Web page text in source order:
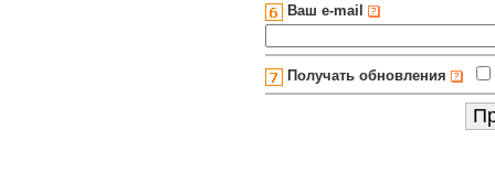
Ваш e-mail
Получать обновления